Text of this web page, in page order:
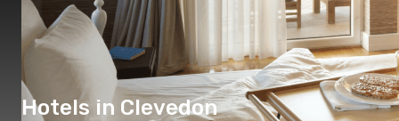
Hotels in Clevedon